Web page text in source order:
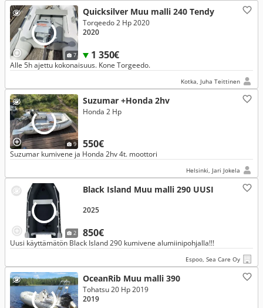
7
Quicksilver Muu malli 240 Tendy
1 350€
Torqeedo 2 Hp 2020
2020
Alle 5h ajettu kokonaisuus. Kone Torgeedo.
Kotka, Juha Teittinen
9
Suzumar +Honda 2hv
550€
Honda 2 Hp
Suzumar kumivene ja Honda 2hv 4t. moottori
Helsinki, Jari Jokela
2
Black Island Muu malli 290 UUSI
850€
2025
Uusi käyttämätön Black Island 290 kumivene alumiinipohjalla!!!
Espoo, Sea Care Oy
OceanRib Muu malli 390
Tohatsu 20 Hp 2019
2019